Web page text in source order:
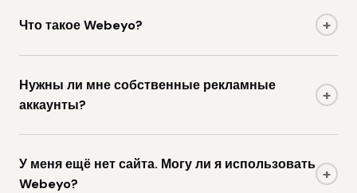
Что такое Webeyo? +
контентом для издателей. Мы предоставляем
инфраструктуру — хостинг, CMS и видеоплеер — а вы
Нужны ли мне собственные рекламные
аккаунты?
+
полный контроль над монетизацией. Вы подключаете
свой Google AdSense, Google Ad Manager или любую
У меня ещё нет сайта. Могу ли я использовать
Webeyo?
+